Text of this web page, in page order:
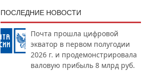
ПОСЛЕДНИЕ НОВОСТИ
Почта прошла цифровой
экватор в первом полугодии
2026 г. и продемонстрировала
валовую прибыль 8 млрд руб.